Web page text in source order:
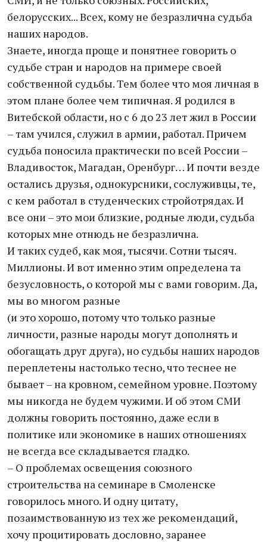
белорусских... Всех, кому не безразлична судьба
наших народов.
Знаете, иногда проще и понятнее говорить о
судьбе стран и народов на примере своей
собственной судьбы. Тем более что моя личная в
этом плане более чем типичная. Я родился в
Витебской области, но с 6 до 23 лет жил в России
– там учился, служил в армии, работал. Причем
судьба поносила практически по всей России –
Владивосток, Магадан, Оренбург… И почти везде
остались друзья, однокурсники, сослуживцы, те,
с кем работал в студенческих стройотрядах. И
все они – это мои близкие, родные люди, судьба
которых мне отнюдь не безразлична.
И таких судеб, как моя, тысячи. Сотни тысяч.
Миллионы. И вот именно этим определена та
безусловность, о которой мы с вами говорим. Да,
мы во многом разные
(и это хорошо, потому что только разные
личности, разные народы могут дополнять и
обогащать друг друга), но судьбы наших народов
переплетены настолько тесно, что теснее не
бывает – на кровном, семейном уровне. Поэтому
мы никогда не будем чужими. И об этом СМИ
должны говорить постоянно, даже если в
политике или экономике в наших отношениях
не всегда все складывается гладко.
– О проблемах освещения союзного
строительства на семинаре в Смоленске
говорилось много. И одну цитату,
позаимствованную из тех же рекомендаций,
хочу процитировать дословно, заранее